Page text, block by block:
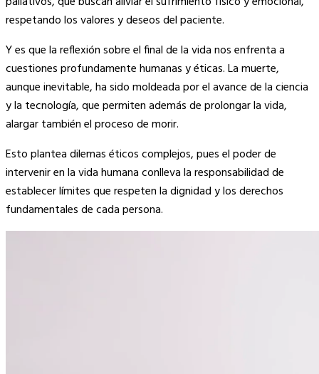
respetando los valores y deseos del paciente.
Y es que la reflexión sobre el final de la vida nos enfrenta a
cuestiones profundamente humanas y éticas. La muerte,
aunque inevitable, ha sido moldeada por el avance de la ciencia
y la tecnología, que permiten además de prolongar la vida,
alargar también el proceso de morir.
Esto plantea dilemas éticos complejos, pues el poder de
intervenir en la vida humana conlleva la responsabilidad de
establecer límites que respeten la dignidad y los derechos
fundamentales de cada persona.